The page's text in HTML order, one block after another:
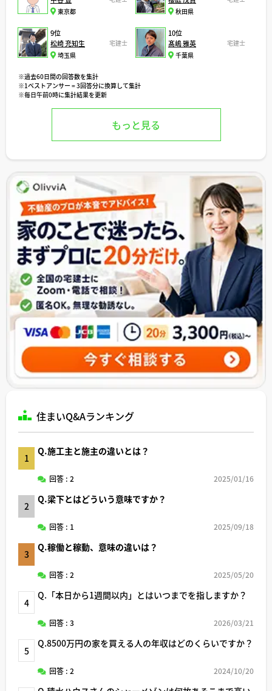
東京都
秋田県
9位
松崎 充知生
宅建士
埼玉県
10位
髙嶋 雅英
宅建士
千葉県
※過去60日間の回答数を集計
※1ベストアンサー = 3回答分に換算して集計
※毎日午前0時に集計結果を更新
もっと見る
住まいQ&Aランキング
1
Q.施工主と施主の違いとは？
回答 : 2 2025/01/16
2
Q.梁下とはどういう意味ですか？
回答 : 1 2025/09/18
3
Q.稼働と稼動、意味の違いは？
回答 : 2 2025/05/20
4
Q.「本日から1週間以内」とはいつまでを指しますか？
回答 : 3 2026/03/21
5
Q.8500万円の家を買える人の年収はどのくらいですか？
回答 : 2 2024/10/20